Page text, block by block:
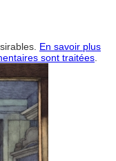
En savoir plus
sont traitées